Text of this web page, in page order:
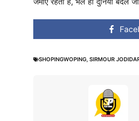
SHOPINGWOPING, SIRMOUR